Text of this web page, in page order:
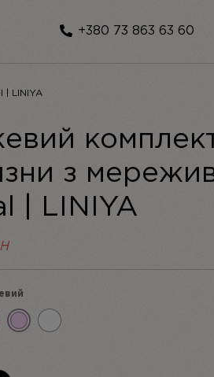
+380 73 863 63 60
| LINIYA
з
| LINIYA